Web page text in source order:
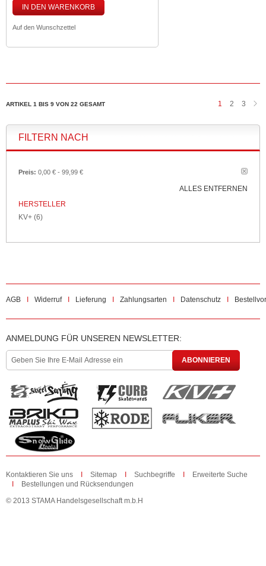
IN DEN WARENKORB
Auf den Wunschzettel
ARTIKEL 1 BIS 9 VON 22 GESAMT 1 2 3
FILTERN NACH
Preis: 0,00 € - 99,99 €
ALLES ENTFERNEN
HERSTELLER
KV+ (6)
AGB Widerruf Lieferung Zahlungsarten Datenschutz
ANMELDUNG FÜR UNSEREN NEWSLETTER:
ABONNIEREN
Kontaktieren Sie uns Sitemap Suchbegriffe
Erweiterte Suche
Bestellungen und Rücksendungen
© 2013 STAMA Handelsgesellschaft m.b.H